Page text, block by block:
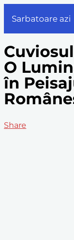
Sarbatoare azi
O
în
Share